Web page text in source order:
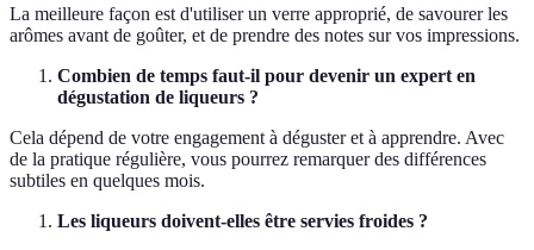
La meilleure façon est d'utiliser un verre approprié, de savourer les
arômes avant de goûter, et de prendre des notes sur vos impressions.
Combien de temps faut-il pour devenir un expert en
dégustation de liqueurs ?
Cela dépend de votre engagement à déguster et à apprendre. Avec
de la pratique régulière, vous pourrez remarquer des différences
subtiles en quelques mois.
Les liqueurs doivent-elles être servies froides ?